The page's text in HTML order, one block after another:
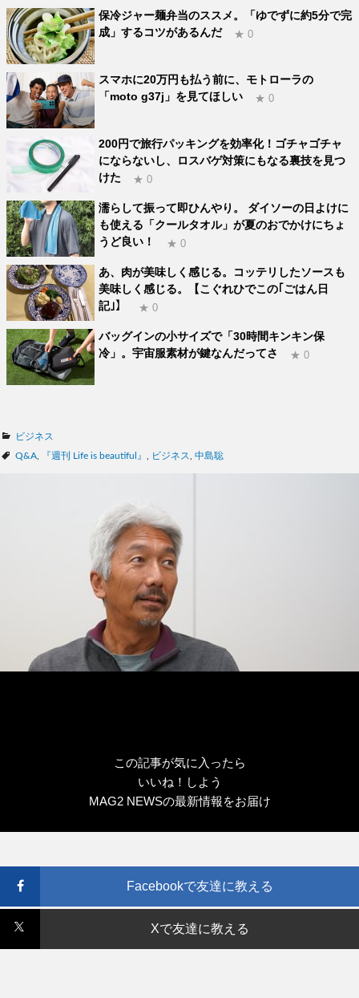
保冷ジャー麺弁当のススメ。「ゆでずに約5分で完
成」するコツがあるんだ
★ 0
スマホに20万円も払う前に、モトローラの
「moto g37j」を見てほしい
★ 0
200円で旅行パッキングを効率化！ゴチャゴチャ
にならないし、ロスバゲ対策にもなる裏技を見つ
けた
★ 0
濡らして振って即ひんやり。 ダイソーの日よけに
も使える「クールタオル」が夏のおでかけにちょ
うど良い！
★ 0
あ、肉が美味しく感じる。コッテリしたソースも
美味しく感じる。【こぐれひでこの｢ごはん日
記｣】
★ 0
バッグインの小サイズで「30時間キンキン保
冷」。宇宙服素材が鍵なんだってさ
★ 0
カ
テ
ビジネス
タ
Q&A 『週刊 Life is beautiful』 ビジネス 中島聡
この記事が気に入ったら
いいね！しよう
MAG2 NEWSの最新情報をお届け
Facebookで友達に教える
Xで友達に教える